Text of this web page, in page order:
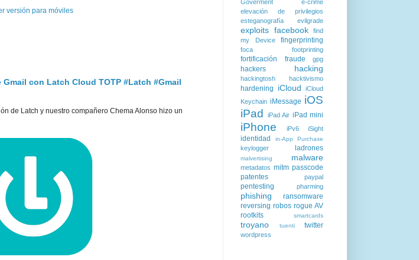
versión para móviles
con Latch Cloud TOTP #Latch #Gmail
de Latch y nuestro compañero Chema Alonso hizo un
Goverment
e-crime
elevación de privilegios
esteganografía
evilgrade
exploits facebook
find
my Device
fingerprinting
foca footprinting
fortificación fraude gpg
hackers hacking
hackingtosh hacktivismo
hardening iCloud
iCloud
Keychain iMessage iOS
iPad
iPad Air iPad mini
iPhone iPv6 iSight
identidad in-App Purchase
keylogger ladrones
malvertising malware
metadatos mitm passcode
patentes
paypal
pentesting pharming
phishing
ransomware
reversing robos rogue AV
rootkits
smartcards
troyano tuenti twitter
wordpress